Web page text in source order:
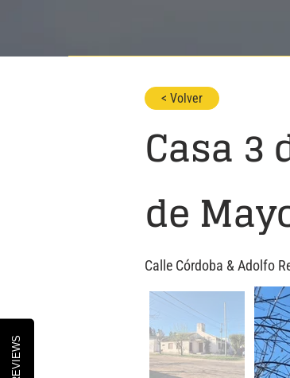
< Volver
Casa
de
Calle Córdoba & Adolfo
REVIEWS